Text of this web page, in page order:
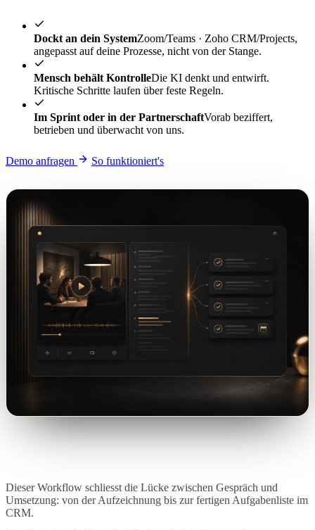
Dockt an dein SystemZoom/Teams · Zoho CRM/Projects,
angepasst auf deine Prozesse, nicht von der Stange.
Mensch behält KontrolleDie KI denkt und entwirft.
Kritische Schritte laufen über feste Regeln.
Im Sprint oder in der PartnerschaftVorab beziffert,
betrieben und überwacht von uns.
Demo anfragen So funktioniert's
Dieser Workflow schliesst die Lücke zwischen Gespräch und
Umsetzung: von der Aufzeichnung bis zur fertigen Aufgabenliste im
CRM.